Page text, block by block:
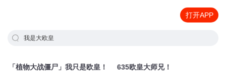
打开APP
我是大欧皇
「植物大战僵尸」我只是欧皇！ 635欧皇大师兄！